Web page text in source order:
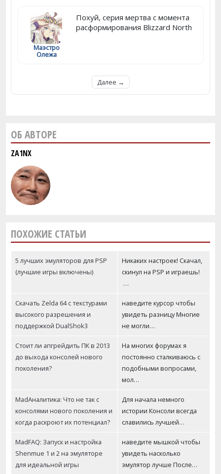
Маэстро
Олежа
Похуй, серия мертва с момента
расформирования Blizzard North
Далее →
ОБ АВТОРЕ
ZA1NX
ПОХОЖИЕ СТАТЬИ
5 лучших эмуляторов для PSP
(лучшие игры включены)
Никаких настроек! Скачал,
скинул на PSP и играешь!
…
Скачать Zelda 64 с текстурами
высокого разрешения и
поддержкой DualShok3
наведите курсор чтобы
увидеть разницу Многие
не могли…
Стоит ли апгрейдить ПК в 2013
до выхода консолей нового
поколения?
На многих форумах я
постоянно сталкиваюсь с
подобными вопросами,
мол…
MadАналитика: Что не так с
консолями нового поколения и
когда раскроют их потенциал?
Для начала немного
истории Консоли всегда
славились лучшей…
MadFAQ: Запуск и настройка
Shenmue 1 и 2 на эмуляторе
для идеальной игры
наведите мышкой чтобы
увидеть насколько
эмулятор лучше После…